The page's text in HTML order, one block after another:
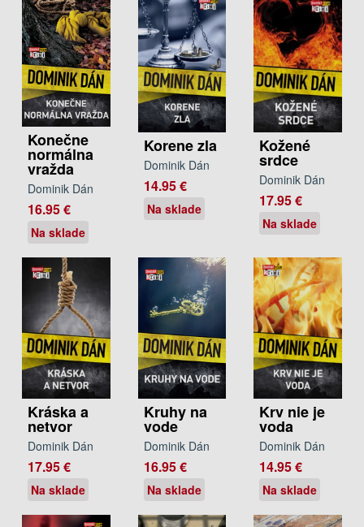
Konečne
normálna
vražda
Dominik Dán
16.95 €
Na sklade
Korene zla
Dominik Dán
14.95 €
Na sklade
Kožené
srdce
Dominik Dán
17.95 €
Na sklade
Kráska a
netvor
Dominik Dán
17.95 €
Na sklade
Kruhy na
vode
Dominik Dán
16.95 €
Na sklade
Krv nie je
voda
Dominik Dán
14.95 €
Na sklade